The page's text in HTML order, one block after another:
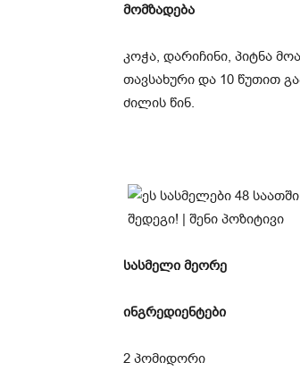
მომზადება
კოჭა, დარიჩინი, პიტნა
თავსახური და 10 წუთით
ძილის წინ.
სასმელი მეორე
ინგრედიენტები
2 პომიდორი